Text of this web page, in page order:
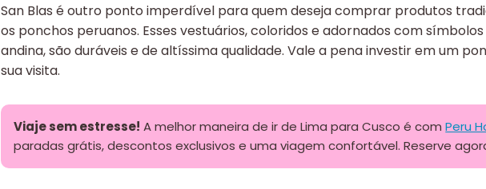
San Blas é outro ponto imperdível para quem deseja comprar produtos
os ponchos peruanos. Esses vestuários, coloridos e adornados com
andina, são duráveis e de altíssima qualidade. Vale a pena investir em um
sua visita.
Viaje sem estresse! A melhor maneira de ir de Lima para Cusco é comPeru
paradas grátis, descontos exclusivos e uma viagem confortável. Reserve